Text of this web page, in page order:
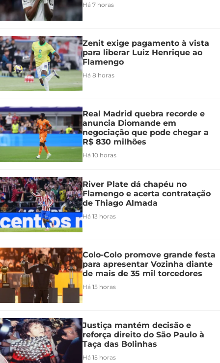
Há 7 horas
Zenit exige pagamento à vista
para liberar Luiz Henrique ao
Flamengo
Há 8 horas
Real Madrid quebra recorde e
anuncia Diomande em
negociação que pode chegar a
R$ 830 milhões
Há 10 horas
River Plate dá chapéu no
Flamengo e acerta contratação
de Thiago Almada
Há 13 horas
Colo-Colo promove grande festa
para apresentar Vozinha diante
de mais de 35 mil torcedores
Há 15 horas
Justiça mantém decisão e
reforça direito do São Paulo à
Taça das Bolinhas
Há 15 horas